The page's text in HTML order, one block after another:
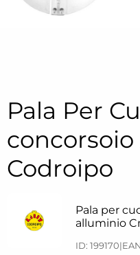
Pala Per
Codroipo
Pala per
alluminio
ID: 199170|